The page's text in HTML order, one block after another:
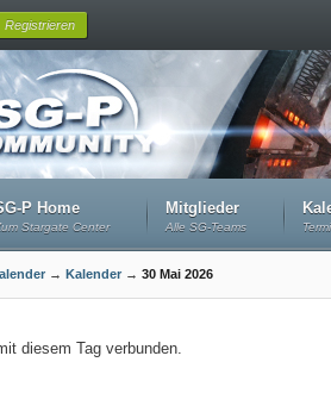
Registrieren
P Home
Stargate Center
Mitglieder
Alle SG-Teams
→ Kalender → 30 Mai 2026
diesem Tag verbunden.